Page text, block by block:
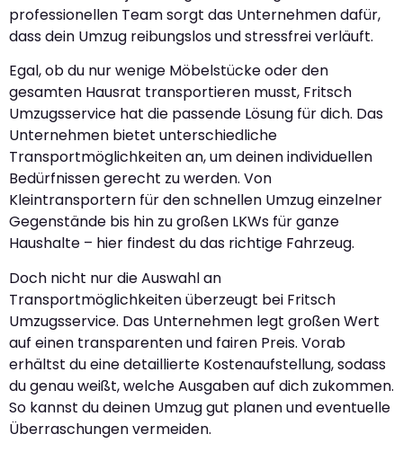
professionellen Team sorgt das Unternehmen dafür,
dass dein Umzug reibungslos und stressfrei verläuft.
Egal, ob du nur wenige Möbelstücke oder den
gesamten Hausrat transportieren musst, Fritsch
Umzugsservice hat die passende Lösung für dich. Das
Unternehmen bietet unterschiedliche
Transportmöglichkeiten an, um deinen individuellen
Bedürfnissen gerecht zu werden. Von
Kleintransportern für den schnellen Umzug einzelner
Gegenstände bis hin zu großen LKWs für ganze
Haushalte – hier findest du das richtige Fahrzeug.
Doch nicht nur die Auswahl an
Transportmöglichkeiten überzeugt bei Fritsch
Umzugsservice. Das Unternehmen legt großen Wert
auf einen transparenten und fairen Preis. Vorab
erhältst du eine detaillierte Kostenaufstellung, sodass
du genau weißt, welche Ausgaben auf dich zukommen.
So kannst du deinen Umzug gut planen und eventuelle
Überraschungen vermeiden.